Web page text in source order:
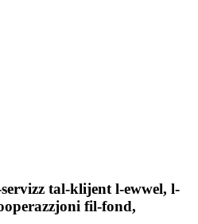
tal-klijent l-ewwel, l-
fil-fond,